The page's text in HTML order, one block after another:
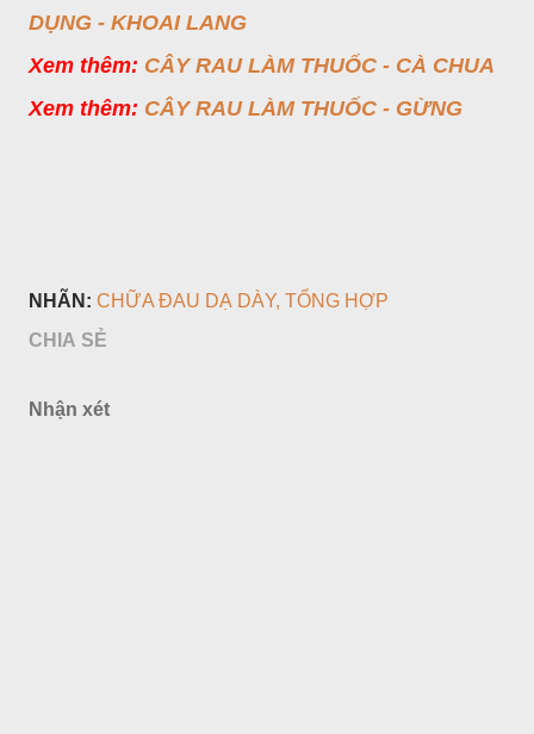
DỤNG - KHOAI LANG
Xem thêm: CÂY RAU LÀM THUỐC - CÀ CHUA
Xem thêm: CÂY RAU LÀM THUỐC - GỪNG
NHÃN: CHỮA ĐAU DẠ DÀY TỔNG HỢP
CHIA SẺ
Nhận xét